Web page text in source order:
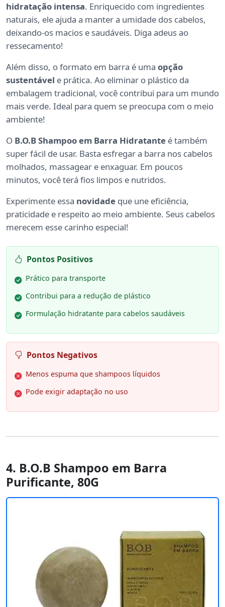
hidratação intensa. Enriquecido com ingredientes
naturais, ele ajuda a manter a umidade dos cabelos,
deixando-os macios e saudáveis. Diga adeus ao
ressecamento!
Além disso, o formato em barra é uma opção
sustentável e prática. Ao eliminar o plástico da
embalagem tradicional, você contribui para um mundo
mais verde. Ideal para quem se preocupa com o meio
ambiente!
O B.O.B Shampoo em Barra Hidratante é também
super fácil de usar. Basta esfregar a barra nos cabelos
molhados, massagear e enxaguar. Em poucos
minutos, você terá fios limpos e nutridos.
Experimente essa novidade que une eficiência,
praticidade e respeito ao meio ambiente. Seus cabelos
merecem esse carinho especial!
Pontos Positivos
Prático para transporte
Contribui para a redução de plástico
Formulação hidratante para cabelos saudáveis
Pontos Negativos
Menos espuma que shampoos líquidos
Pode exigir adaptação no uso
4. B.O.B Shampoo em Barra
Purificante, 80G